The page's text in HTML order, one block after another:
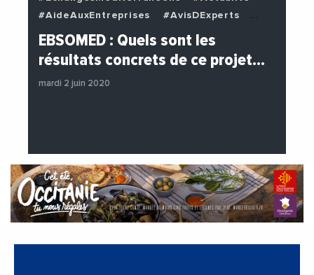
#AideAuxEntreprises
#AvisDExperts
#BuzzNews
#Decideurs
#EchangesMediterraneens
#Entreprises
#Institutions
#PhotosEtVideos
EBSOMED : Quels sont les
résultats concrets de ce projet…
mardi 2 juin 2020